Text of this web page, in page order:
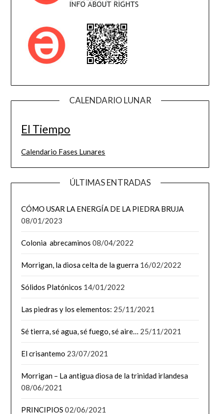
CALENDARIO LUNAR
El Tiempo
Calendario Fases Lunares
ÚLTIMAS ENTRADAS
CÓMO USAR LA ENERGÍA DE LA PIEDRA BRUJA
08/01/2023
Colonia abrecaminos 08/04/2022
Morrigan, la diosa celta de la guerra 16/02/2022
Sólidos Platónicos 14/01/2022
Las piedras y los elementos: 25/11/2021
Sé tierra, sé agua, sé fuego, sé aire… 25/11/2021
El crisantemo 23/07/2021
Morrigan – La antigua diosa de la trinidad irlandesa
08/06/2021
PRINCIPIOS 02/06/2021